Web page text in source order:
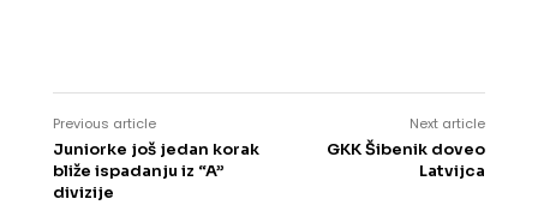
Previous article
Juniorke još jedan korak
bliže ispadanju iz “A”
divizije
Next article
GKK Šibenik doveo
Latvijca